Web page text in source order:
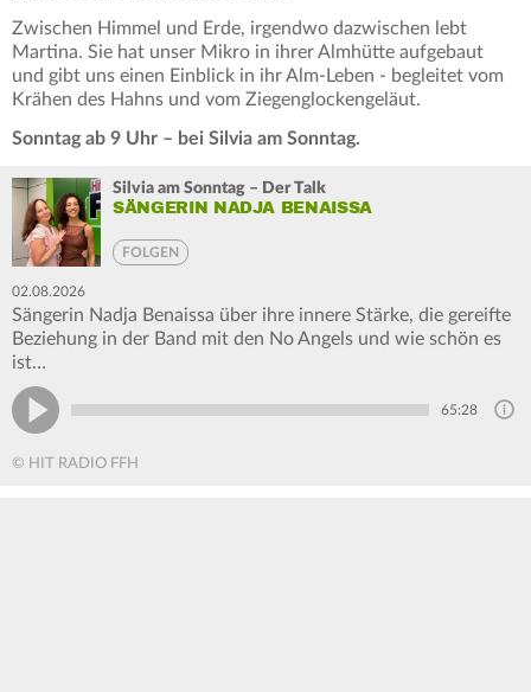
Zwischen Himmel und Erde, irgendwo dazwischen lebt
Martina. Sie hat unser Mikro in ihrer Almhütte aufgebaut
und gibt uns einen Einblick in ihr Alm-Leben - begleitet vom
Krähen des Hahns und vom Ziegenglockengeläut.
Sonntag ab 9 Uhr – bei Silvia am Sonntag.
Silvia am Sonntag – Der Talk
SÄNGERIN NADJA BENAISSA
FOLGEN
02.08.2026
Sängerin Nadja Benaissa über ihre innere Stärke, die gereifte
Beziehung in der Band mit den No Angels und wie schön es
ist…
65:28
© HIT RADIO FFH